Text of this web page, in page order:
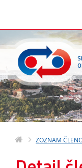
ZOZNAM